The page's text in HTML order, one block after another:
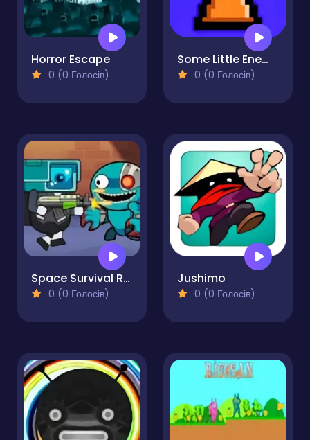
Horror Escape
0 (0 Голосів)
Some Little Enemies
0 (0 Голосів)
Space Survival Rainbow Friends Monster
0 (0 Голосів)
Jushimo
0 (0 Голосів)